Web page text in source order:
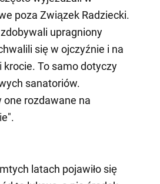
poza Związek Radziecki.
upragniony
się w ojczyźnie i na
krocie. To samo dotyczy
sanatoriów.
one rozdawane na
latach pojawiło się